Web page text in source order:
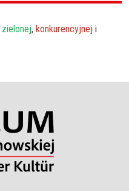
zielonej, konkurencyjnej i